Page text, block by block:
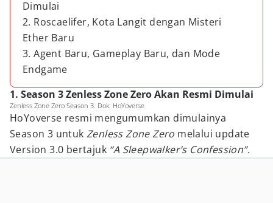
Dimulai
2. Roscaelifer, Kota Langit dengan Misteri
Ether Baru
3. Agent Baru, Gameplay Baru, dan Mode
Endgame
1. Season 3 Zenless Zone Zero Akan Resmi Dimulai
Zenless Zone Zero Season 3. Dok: HoYoverse
HoYoverse resmi mengumumkan dimulainya
Season 3 untukZenless Zone Zero melalui update
Version 3.0 bertajuk “A Sleepwalker’s Confession”.